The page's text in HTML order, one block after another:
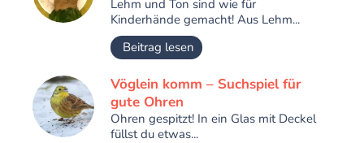
Lehm und Ton sind wie für
Kinderhände gemacht! Aus Lehm...
Beitrag lesen
Vöglein komm – Suchspiel für
gute Ohren
Ohren gespitzt! In ein Glas mit Deckel
füllst du etwas...